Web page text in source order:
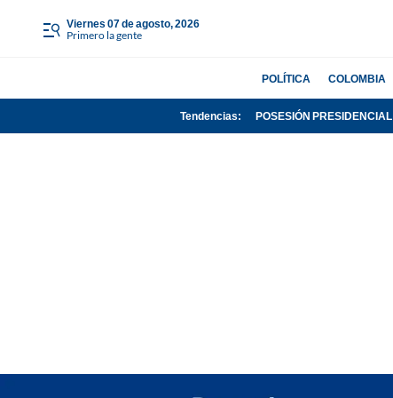
viernes 07 de agosto, 2026
Primero la gente
POLÍTICA COLOMBIA
Tendencias: POSESIÓN PRESIDENCIAL